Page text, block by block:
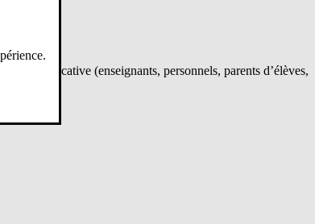
éducative (enseignants, personnels, parents d’élèves,